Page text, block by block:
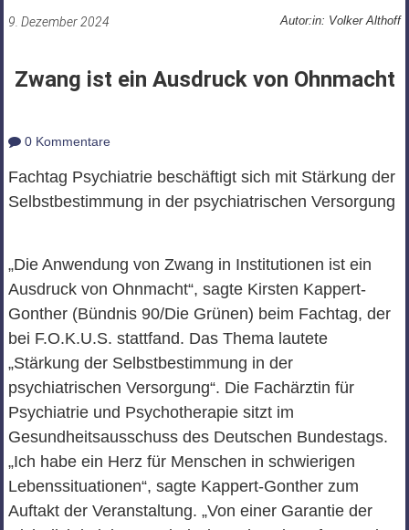
9. Dezember 2024 Autor:in: Volker Althoff
Zwang ist ein Ausdruck von Ohnmacht
0 Kommentare
Fachtag Psychiatrie beschäftigt sich mit Stärkung der
Selbstbestimmung in der psychiatrischen Versorgung
„Die Anwendung von Zwang in Institutionen ist ein
Ausdruck von Ohnmacht“, sagte Kirsten Kappert-
Gonther (Bündnis 90/Die Grünen) beim Fachtag, der
bei F.O.K.U.S. stattfand. Das Thema lautete
„Stärkung der Selbstbestimmung in der
psychiatrischen Versorgung“. Die Fachärztin für
Psychiatrie und Psychotherapie sitzt im
Gesundheitsausschuss des Deutschen Bundestags.
„Ich habe ein Herz für Menschen in schwierigen
Lebenssituationen“, sagte Kappert-Gonther zum
Auftakt der Veranstaltung. „Von einer Garantie der